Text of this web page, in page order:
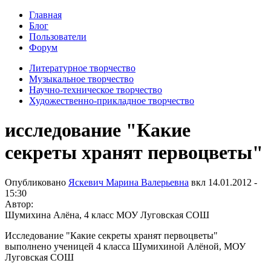
Главная
Блог
Пользователи
Форум
Литературное творчество
Музыкальное творчество
Научно-техническое творчество
Художественно-прикладное творчество
исследование "Какие
секреты хранят первоцветы"
Опубликовано Яскевич Марина Валерьевна вкл 14.01.2012 -
15:30
Автор:
Шумихина Алёна, 4 класс МОУ Луговская СОШ
Исследование "Какие секреты хранят первоцветы"
выполнено ученицей 4 класса Шумихиной Алёной, МОУ
Луговская СОШ